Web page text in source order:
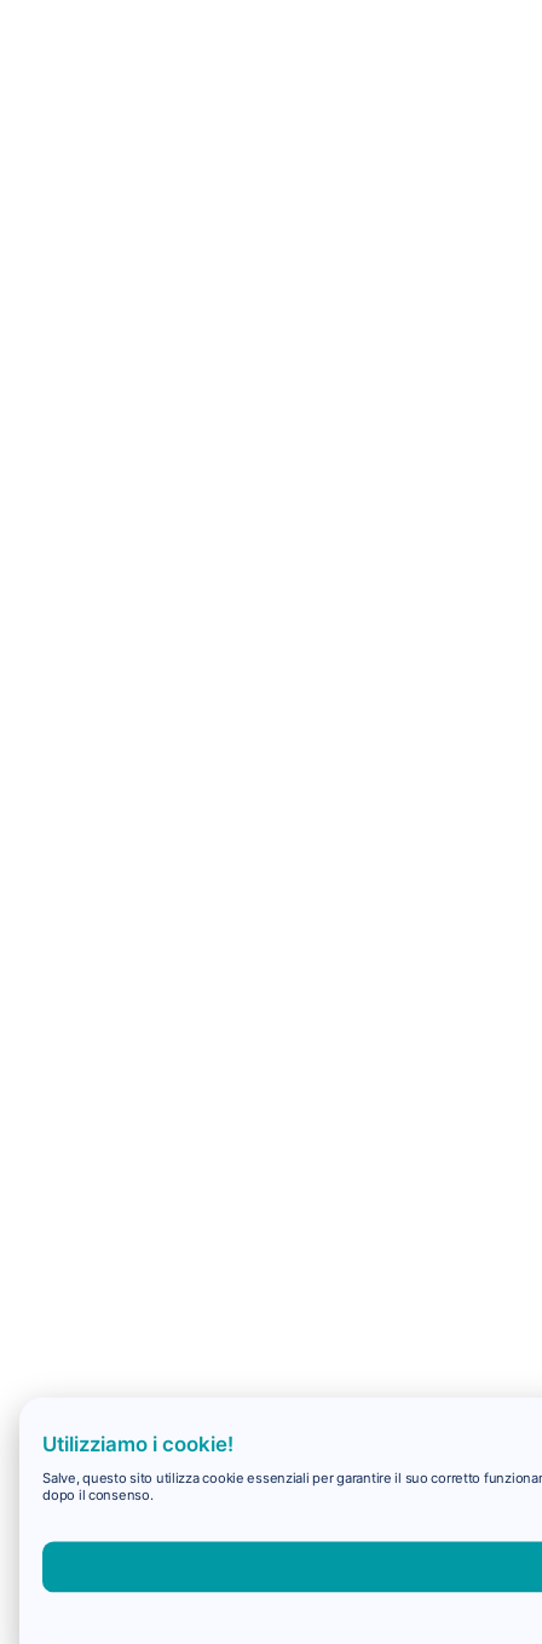
Utilizziamo i cookie!
Salve, questo sito utilizza cookie essenziali per garantire il suo corretto
dopo il consenso.